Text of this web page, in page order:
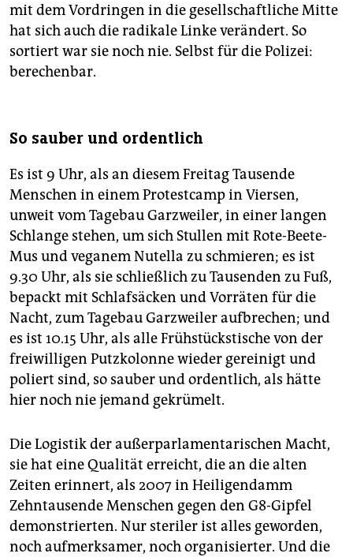
mit dem Vordringen in die gesellschaftliche Mitte
hat sich auch die radikale Linke verändert. So
sortiert war sie noch nie. Selbst für die Polizei:
berechenbar.
So sauber und ordentlich
Es ist 9 Uhr, als an diesem Freitag Tausende
Menschen in einem Protestcamp in Viersen,
unweit vom Tagebau Garzweiler, in einer langen
Schlange stehen, um sich Stullen mit Rote-Beete-
Mus und veganem Nutella zu schmieren; es ist
9.30 Uhr, als sie schließlich zu Tausenden zu Fuß,
bepackt mit Schlafsäcken und Vorräten für die
Nacht, zum Tagebau Garzweiler aufbrechen; und
es ist 10.15 Uhr, als alle Frühstückstische von der
freiwilligen Putzkolonne wieder gereinigt und
poliert sind, so sauber und ordentlich, als hätte
hier noch nie jemand gekrümelt.
Die Logistik der außerparlamentarischen Macht,
sie hat eine Qualität erreicht, die an die alten
Zeiten erinnert, als 2007 in Heiligendamm
Zehntausende Menschen gegen den G8-Gipfel
demonstrierten. Nur steriler ist alles geworden,
noch aufmerksamer, noch organisierter. Und die